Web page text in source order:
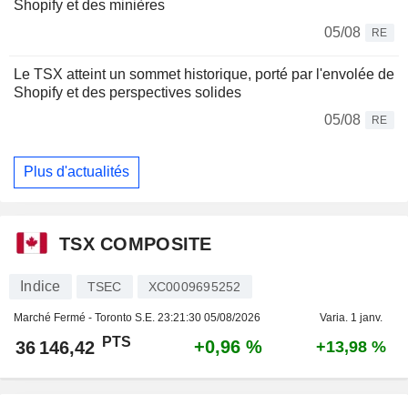
Shopify et des minières
05/08
RE
Le TSX atteint un sommet historique, porté par l'envolée de
Shopify et des perspectives solides
05/08
RE
Plus d'actualités
TSX COMPOSITE
Indice TSEC XC0009695252
Marché Fermé - Toronto S.E. 23:21:30 05/08/2026 Varia. 1 janv.
36 146,42 PTS +0,96 % +13,98 %